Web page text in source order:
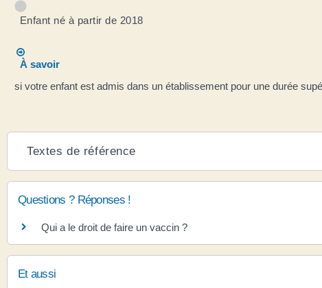
Enfant né à partir de 2018
À savoir
si votre enfant est admis dans un établissement pour une durée
Textes de référence
Questions ? Réponses !
Qui a le droit de faire un vaccin ?
Et aussi